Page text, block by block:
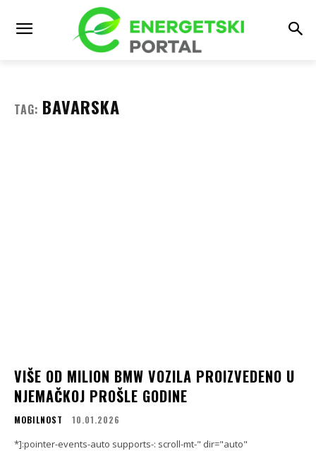
TAG: BAVARSKA
VIŠE OD MILION BMW VOZILA PROIZVEDENO U
NJEMAČKOJ PROŠLE GODINE
MOBILNOST 10.01.2026
*]:pointer-events-auto supports-: scroll-mt-" dir="auto"